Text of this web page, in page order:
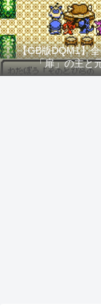
【GB版DQM1】
「扉」の主と